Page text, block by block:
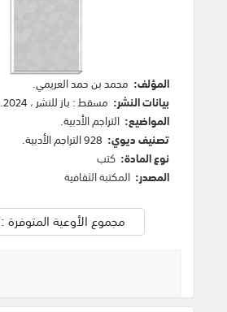
المؤلف: محمد بن حمد العريمي.
بيانات النشر: مسقط: باز للنشر ، 2024
.
المواضيع: التراجم الأدبية.
تصنيف ديوي: 928 التراجم الأدبية.
نوع المادة: كتب
المصدر: المكتبة الثقافية
مجموع الأوعية المتوفرة : 1